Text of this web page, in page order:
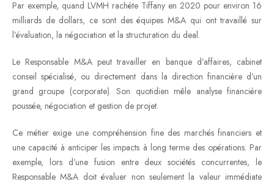
Par exemple, quand LVMH rachète Tiffany en 2020 pour environ 16
milliards de dollars, ce sont des équipes M&A qui ont travaillé sur
l’évaluation, la négociation et la structuration du deal.
Le Responsable M&A peut travailler en banque d’affaires, cabinet
conseil spécialisé, ou directement dans la direction financière d’un
grand groupe (corporate). Son quotidien mêle analyse financière
poussée, négociation et gestion de projet.
Ce métier exige une compréhension fine des marchés financiers et
une capacité à anticiper les impacts à long terme des opérations. Par
exemple, lors d’une fusion entre deux sociétés concurrentes, le
Responsable M&A doit évaluer non seulement la valeur immédiate